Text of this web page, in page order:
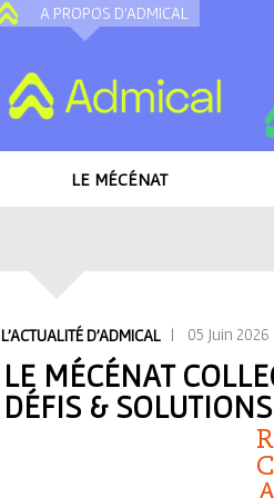
A PROPOS D'ADMICAL
LE MÉCÉNAT
L'ACTUALITÉ D'ADMICAL | 05 Juin 2026
LE MÉCÉNAT
DÉFIS & SOLUTIONS